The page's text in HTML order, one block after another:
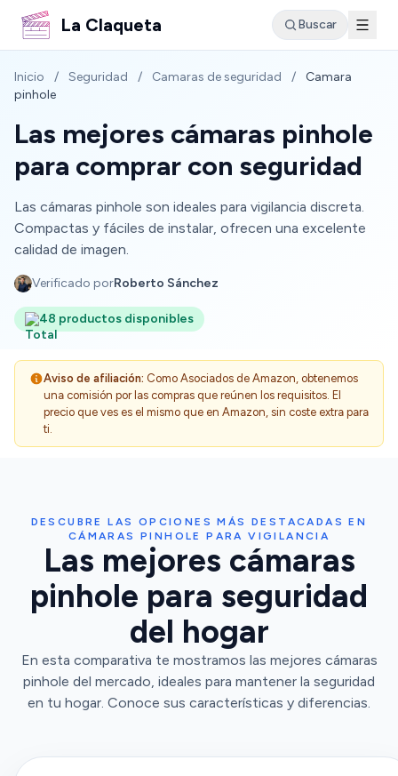
La Claqueta Buscar
Inicio / Seguridad / Camaras de seguridad /
Camara
pinhole
Las mejores cámaras pinhole
para comprar con seguridad
Las cámaras pinhole son ideales para vigilancia discreta.
Compactas y fáciles de instalar, ofrecen una excelente
calidad de imagen.
Verificado porRoberto Sánchez
48 productos disponibles
Aviso de afiliación: Como Asociados de Amazon, obtenemos
una comisión por las compras que reúnen los requisitos. El
precio que ves es el mismo que en Amazon, sin coste extra para
ti.
DESCUBRE LAS OPCIONES MÁS DESTACADAS EN
CÁMARAS PINHOLE PARA VIGILANCIA
Las mejores cámaras
pinhole para seguridad
del hogar
En esta comparativa te mostramos las mejores cámaras
pinhole del mercado, ideales para mantener la seguridad
en tu hogar. Conoce sus características y diferencias.